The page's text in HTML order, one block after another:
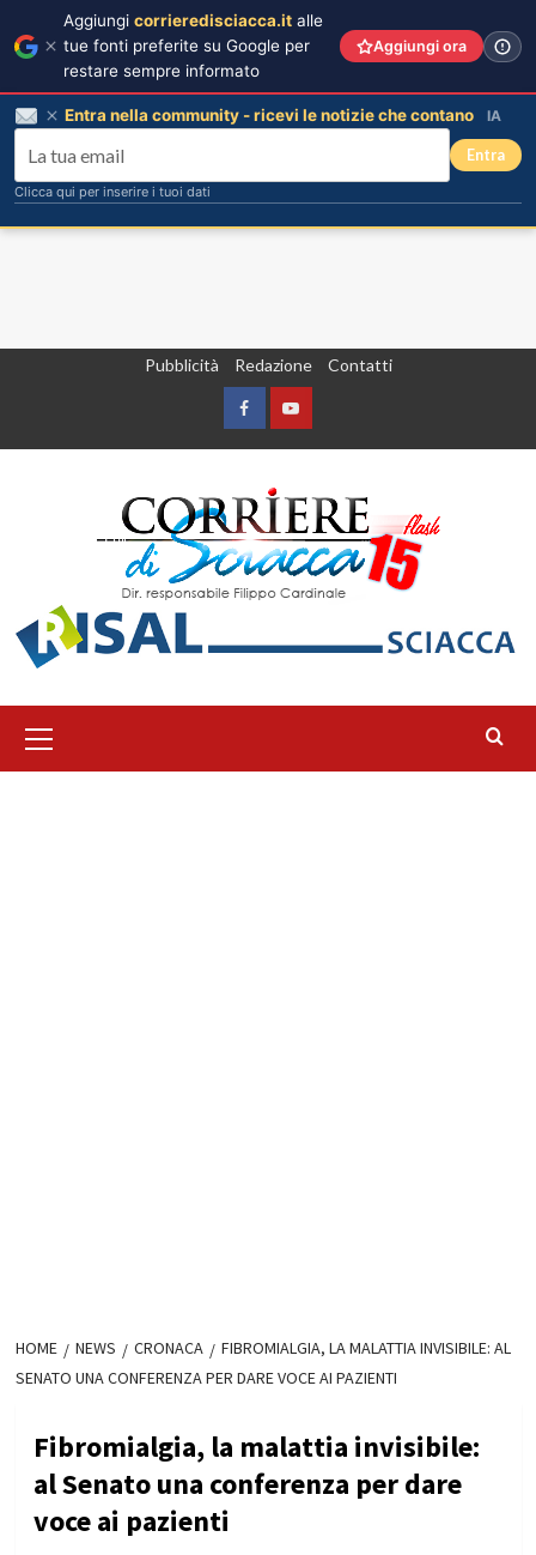
Pubblicità Redazione Contatti
FacebookYountube
principale
HOME NEWS CRONACA
FIBROMIALGIA, LA MALATTIA INVISIBILE: AL
SENATO UNA CONFERENZA PER DARE VOCE AI PAZIENTI
Fibromialgia, la malattia invisibile:
al Senato una conferenza per dare
voce ai pazienti
Aggiungi corrieredisciacca.it alle
tue fonti preferite su Google per
restare sempre informato
Aggiungi ora
Entra nella community - ricevi le notizie che contano IA
Entra
Clicca qui per inserire i tuoi dati